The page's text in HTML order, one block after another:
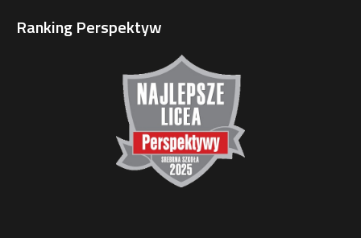
Ranking Perspektyw